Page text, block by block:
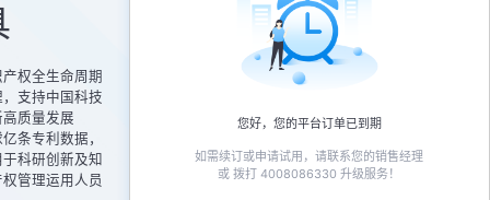
产权全生命周期
，支持中国科技
高质量发展
条专利数据，
于科研创新及知
权管理运用人员
您好，您的平台订单已到期
如需续订或申请试用，请联系您的销售经理
或 拨打 4008086330 升级服务！